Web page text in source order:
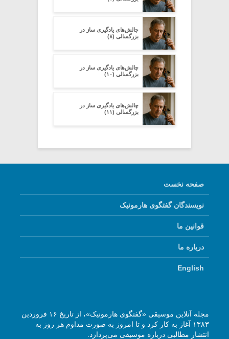
چالش‌های یادگیری ساز در
بزرگسالی (۸)
چالش‌های یادگیری ساز در
بزرگسالی (۱۰)
چالش‌های یادگیری ساز در
بزرگسالی (۱۱)
صفحه نخست
نویسندگان گفتگوی هارمونیک
قوانین ما
درباره ما
English
مجله آنلاین موسیقی «گفتگوی هارمونیک»، از تاریخ ۱۶ فروردین
۱۳۸۳ آغاز به کار کرد و تا امروز به صورت مداوم هر روز به
انتشار مطالبی درباره موسیقی می‌پردازد.